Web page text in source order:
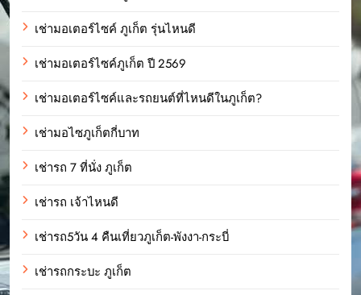
เช่ามอเตอร์ไซค์ ภูเก็ต รุ่นไหนดี
เช่ามอเตอร์ไซค์ภูเก็ต ปี 2569
เช่ามอเตอร์ไซค์และรถยนต์ที่ไหนดีในภูเก็ต?
เช่ามอไซภูเก็ตกี่บาท
เช่ารถ 7 ที่นั่ง ภูเก็ต
เช่ารถ เจ้าไหนดี
เช่ารถ5วัน 4 คืนเที่ยวภูเก็ต-พังงา-กระบี่
เช่ารถกระบะ ภูเก็ต